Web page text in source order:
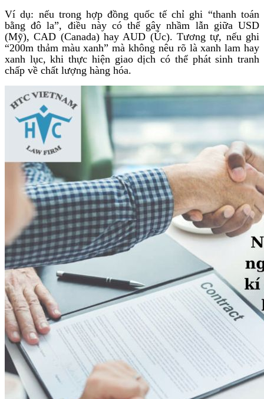
Ví dụ: nếu trong hợp đồng quốc tế chỉ ghi “thanh toán
bằng đô la”, điều này có thể gây nhầm lẫn giữa USD
(Mỹ), CAD (Canada) hay AUD (Úc). Tương tự, nếu ghi
“200m thảm màu xanh” mà không nêu rõ là xanh lam hay
xanh lục, khi thực hiện giao dịch có thể phát sinh tranh
chấp về chất lượng hàng hóa.